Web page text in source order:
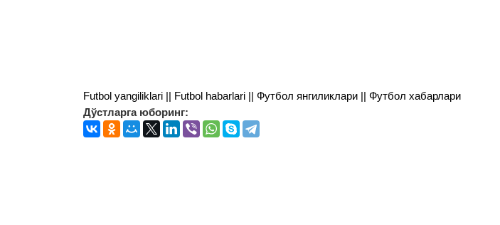
Futbol yangiliklari || Futbol habarlari || Футбол янгиликлари || Футбол хабарлари
Дўстларга юборинг: